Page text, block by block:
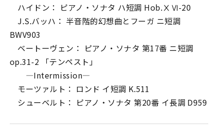
ハイドン： ピアノ・ソナタ ハ短調 Hob.ⅩⅥ-20
J.S.バッハ： 半音階的幻想曲とフーガ ニ短調
BWV903
ベートーヴェン： ピアノ・ソナタ 第17番 ニ短調
op.31-2 「テンペスト」
―Intermission―
モーツァルト： ロンド イ短調 K.511
シューベルト： ピアノ・ソナタ 第20番 イ長調 D959